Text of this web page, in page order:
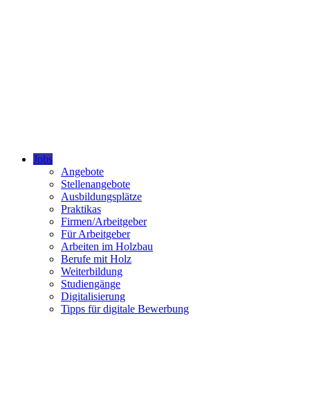
Jobs
Angebote
Stellenangebote
Ausbildungsplätze
Praktikas
Firmen/Arbeitgeber
Für Arbeitgeber
Arbeiten im Holzbau
Berufe mit Holz
Weiterbildung
Studiengänge
Digitalisierung
Tipps für digitale Bewerbung